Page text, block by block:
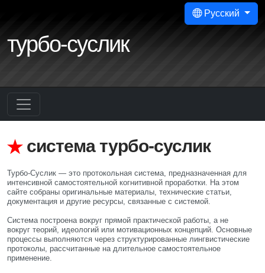
Русский
турбо-суслик
система турбо-суслик
Турбо-Суслик — это протокольная система, предназначенная для
интенсивной самостоятельной когнитивной проработки. На этом
сайте собраны оригинальные материалы, технические статьи,
документация и другие ресурсы, связанные с системой.
Система построена вокруг прямой практической работы, а не
вокруг теорий, идеологий или мотивационных концепций. Основные
процессы выполняются через структурированные лингвистические
протоколы, рассчитанные на длительное самостоятельное
применение.